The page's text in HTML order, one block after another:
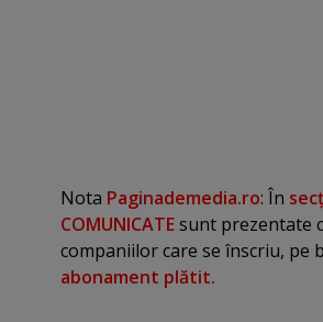
Nota Paginademedia.ro: În
COMUNICATEsunt prezentate
companiilor care se înscriu, pe
abonament plătit.